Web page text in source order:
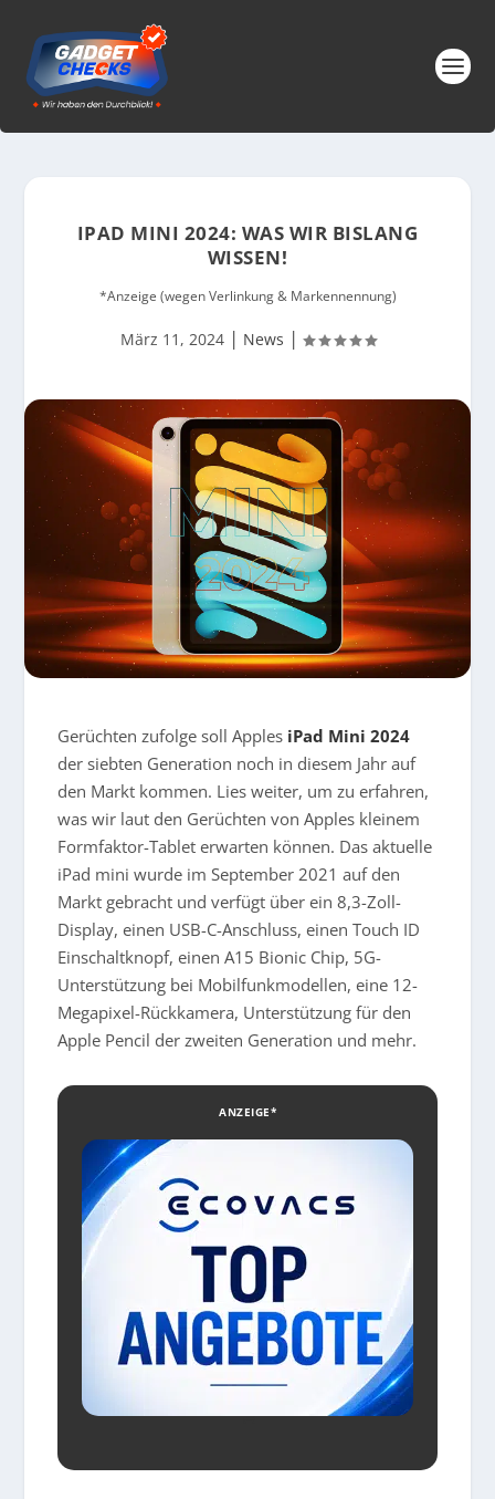
IPAD MINI 2024: WAS WIR BISLANG
WISSEN!
*Anzeige (wegen Verlinkung & Markennennung)
März 11, 2024| News |
Gerüchten zufolge soll Apples iPad Mini 2024
der siebten Generation noch in diesem Jahr auf
den Markt kommen. Lies weiter, um zu erfahren,
was wir laut den Gerüchten von Apples kleinem
Formfaktor-Tablet erwarten können. Das aktuelle
iPad mini wurde im September 2021 auf den
Markt gebracht und verfügt über ein 8,3-Zoll-
Display, einen USB-C-Anschluss, einen Touch ID
Einschaltknopf, einen A15 Bionic Chip, 5G-
Unterstützung bei Mobilfunkmodellen, eine 12-
Megapixel-Rückkamera, Unterstützung für den
Apple Pencil der zweiten Generation und mehr.
ANZEIGE*